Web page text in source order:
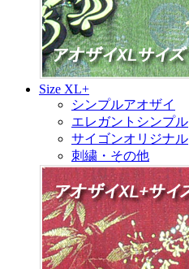
Size XL+
シンプルアオザイ
エレガントシンプル
サイゴンオリジナル
刺繍・その他